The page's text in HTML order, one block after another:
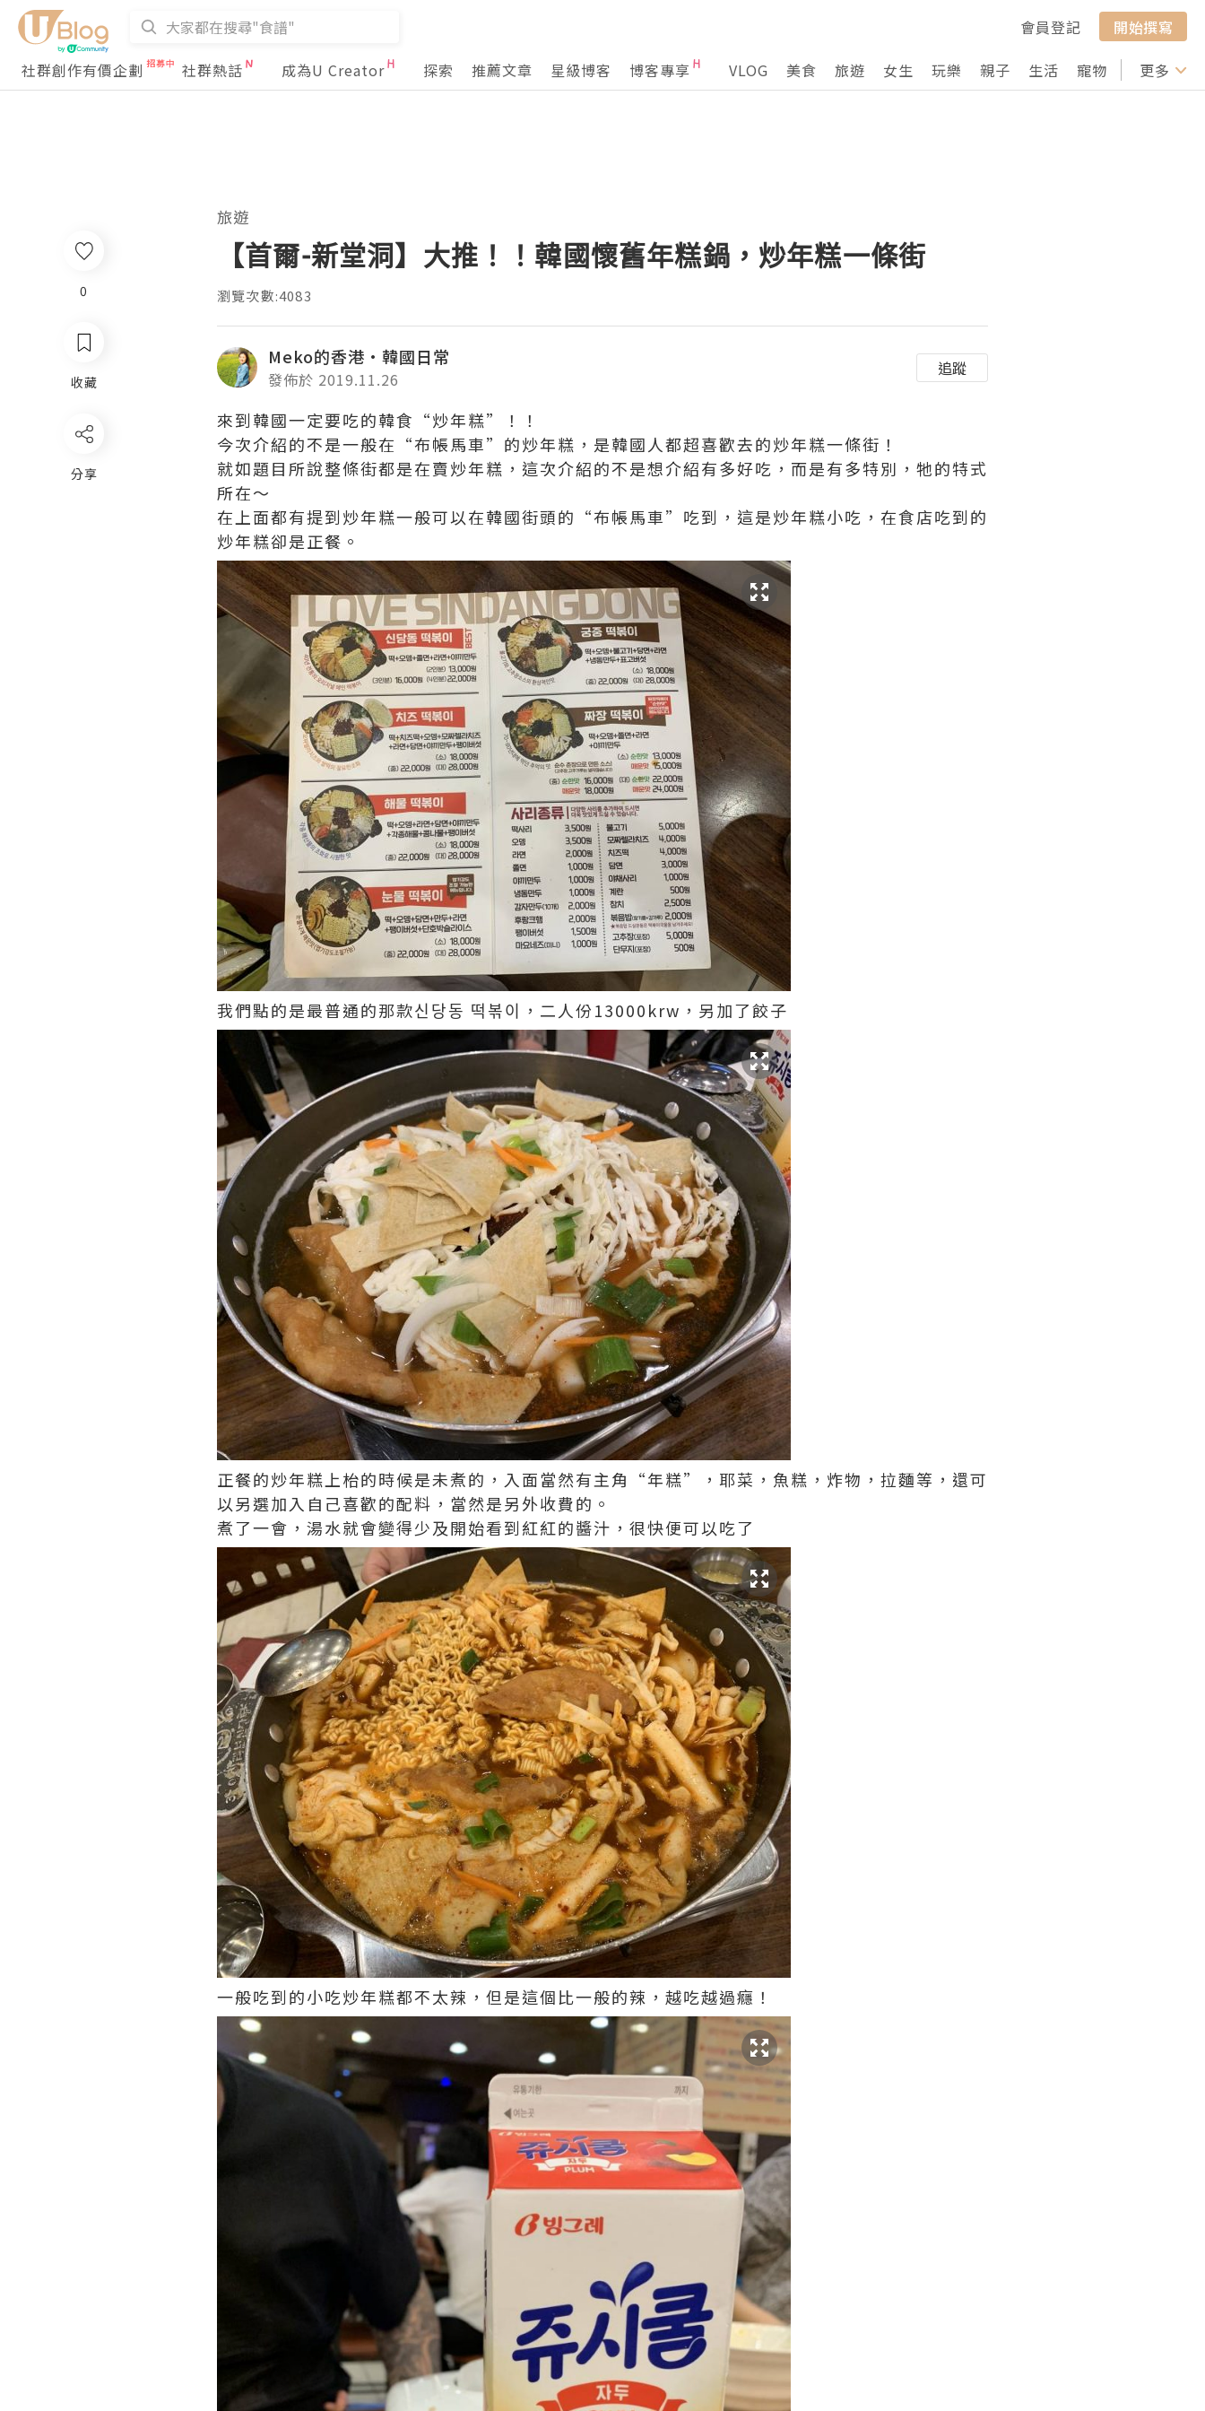
會員登記
開始撰寫
社群創作有價企劃
社群熱話 成為U Creator 探索 推薦文章 星級博客 博客專享 VLOG 美食 旅遊 女生 玩樂 親子 生活 寵物 行山 打卡
更多
0
收藏
分享
旅遊
【首爾-新堂洞】大推！！韓國懷舊年糕鍋，炒年糕一條街
瀏覽次數:4083
Meko的香港·韓國日常
發佈於 2019.11.26
追蹤
來到韓國一定要吃的韓食“炒年糕”！！
今次介紹的不是一般在“布帳馬車”的炒年糕，是韓國人都超喜歡去的炒年糕一條街！
就如題目所說整條街都是在賣炒年糕，這次介紹的不是想介紹有多好吃，而是有多特別，牠的特式
所在～
在上面都有提到炒年糕一般可以在韓國街頭的“布帳馬車”吃到，這是炒年糕小吃，在食店吃到的
炒年糕卻是正餐。
我們點的是最普通的那款신당동 떡볶이，二人份13000krw，另加了餃子
正餐的炒年糕上枱的時候是未煮的，入面當然有主角“年糕”，耶菜，魚糕，炸物，拉麵等，還可
以另選加入自己喜歡的配料，當然是另外收費的。
煮了一會，湯水就會變得少及開始看到紅紅的醬汁，很快便可以吃了
一般吃到的小吃炒年糕都不太辣，但是這個比一般的辣，越吃越過癮！